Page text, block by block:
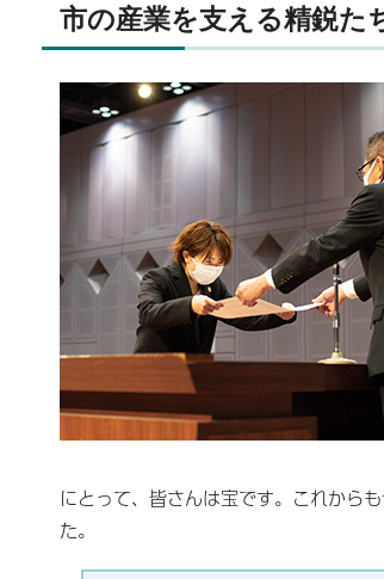
市の産業を支える精鋭た
にとって、皆さんは宝です。これから
た。